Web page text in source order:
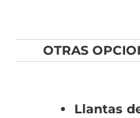
OTRAS
Llantas